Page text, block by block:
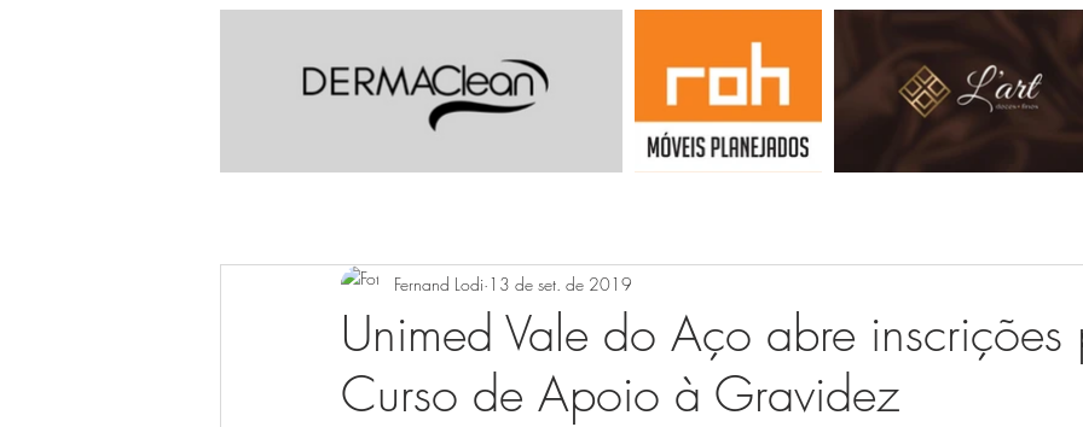
Unimed Vale do Aço abre inscrições
Curso de Apoio à Gravidez
Fernand Lodi 13 de set. de 2019